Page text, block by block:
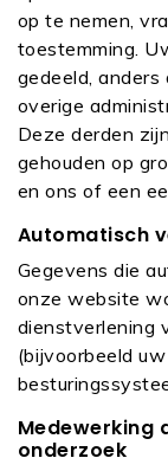
op te nemen,
toestemming.
gedeeld, anders
overige
Deze derden
gehouden op
en ons of een
Automatisch
Gegevens die
onze website
dienstverlening
(bijvoorbeeld
Medewerking
onderzoek